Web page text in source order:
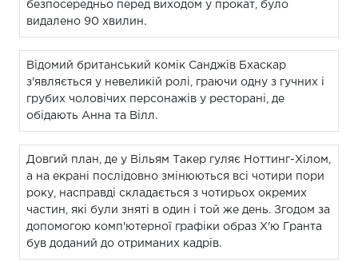
безпосередньо перед виходом у прокат, було
видалено 90 хвилин.
Відомий британський комік Санджів Бхаскар
з'являється у невеликій ролі, граючи одну з гучних і
грубих чоловічих персонажів у ресторані, де
обідають Анна та Вілл.
Довгий план, де у Вільям Такер гуляє Ноттинг-Хілом,
а на екрані послідовно змінюються всі чотири пори
року, насправді складається з чотирьох окремих
частин, які були зняті в один і той же день. Згодом за
допомогою комп'ютерної графіки образ Х'ю Гранта
був доданий до отриманих кадрів.